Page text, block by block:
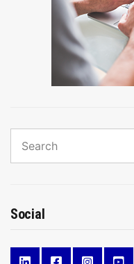
for:
Social